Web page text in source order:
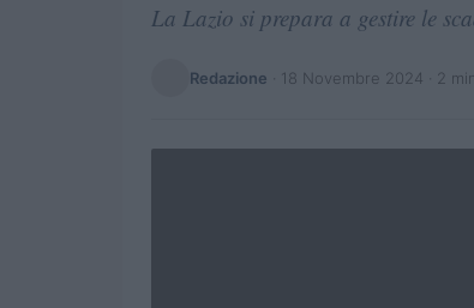
La Lazio si prepara a gestire le
Redazione 18 Novembre 2024 · 2 min